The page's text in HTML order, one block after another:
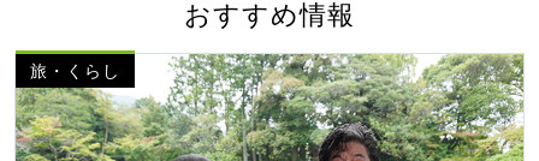
おすすめ情報
旅・くらし